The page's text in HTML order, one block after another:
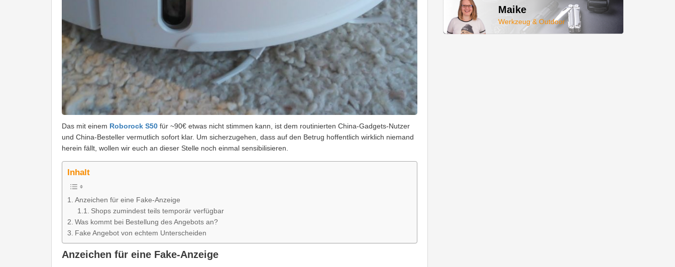
Das mit einem Roborock S50 für ~90€ etwas nicht stimmen kann, ist dem routinierten China-Gadgets-Nutzer
und China-Besteller vermutlich sofort klar. Um sicherzugehen, dass auf den Betrug hoffentlich wirklich niemand
herein fällt, wollen wir euch an dieser Stelle noch einmal sensibilisieren.
Inhalt
Anzeichen für eine Fake-Anzeige
Shops zumindest teils temporär verfügbar
Was kommt bei Bestellung des Angebots an?
Fake Angebot von echtem Unterscheiden
Anzeichen für eine Fake-Anzeige
Maike
Werkzeug & Outdoor